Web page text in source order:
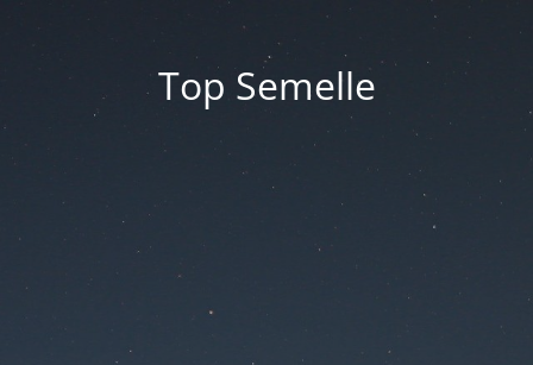
Top Semelle